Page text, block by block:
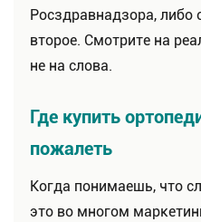
Росздравнадзора,
второе. Смотрите на
не на слова.
Где купить
пожалеть
Когда понимаешь, что
это во многом